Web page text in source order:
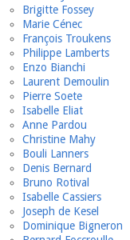
Brigitte Fossey
Marie Cénec
François Troukens
Philippe Lamberts
Enzo Bianchi
Laurent Demoulin
Pierre Soete
Isabelle Eliat
Anne Pardou
Christine Mahy
Bouli Lanners
Denis Bernard
Bruno Rotival
Isabelle Cassiers
Joseph de Kesel
Dominique Bigneron